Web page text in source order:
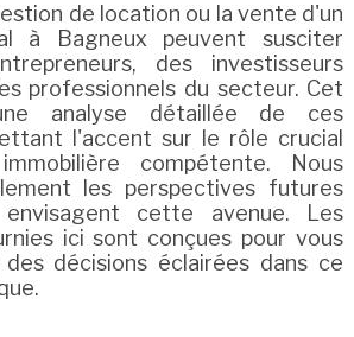
de location ou la vente d'un
à Bagneux peuvent susciter
des investisseurs
professionnels du secteur. Cet
analyse détaillée de ces
l'accent sur le rôle crucial
compétente. Nous
les perspectives futures
cette avenue. Les
ici sont conçues pour vous
décisions éclairées dans ce